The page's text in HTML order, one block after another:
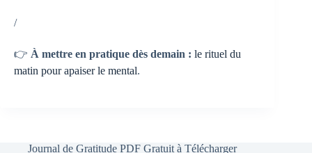
/
👉 À mettre en pratique dès demain : le rituel du
matin pour apaiser le mental.
Journal de Gratitude PDF Gratuit à Télécharger